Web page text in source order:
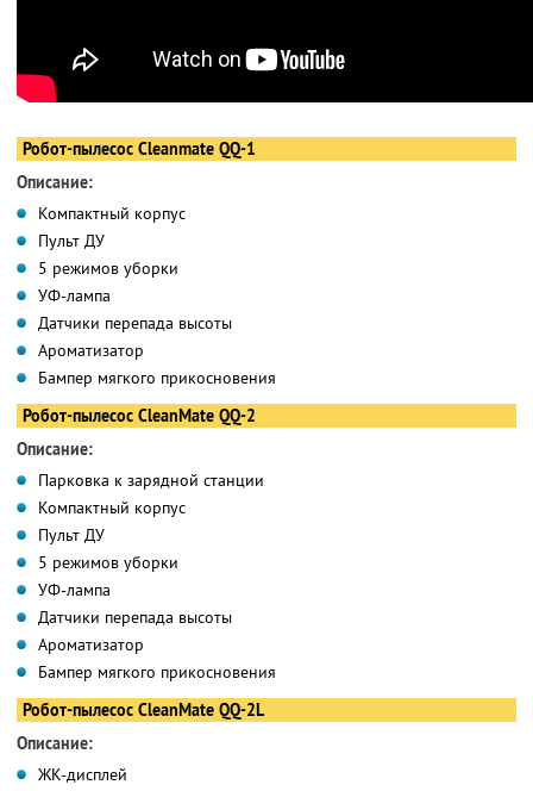
Робот-пылесос Cleanmate QQ-1
Описание:
Компактный корпус
Пульт ДУ
5 режимов уборки
УФ-лампа
Датчики перепада высоты
Ароматизатор
Бампер мягкого прикосновения
Робот-пылесос CleanMate QQ-2
Описание:
Парковка к зарядной станции
Компактный корпус
Пульт ДУ
5 режимов уборки
УФ-лампа
Датчики перепада высоты
Ароматизатор
Бампер мягкого прикосновения
Робот-пылесос CleanMate QQ-2L
Описание:
ЖК-дисплей